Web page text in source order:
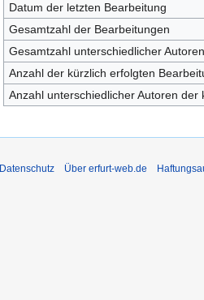
Datum der letzten Bearbeitung
Gesamtzahl der Bearbeitungen
Gesamtzahl unterschiedlicher Autoren
Anzahl der kürzlich erfolgten
Anzahl unterschiedlicher Autoren
Datenschutz Über erfurt-web.de